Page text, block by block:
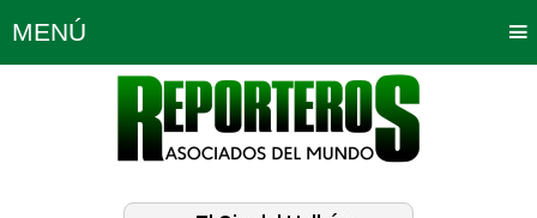
MENÚ
Política Opinión Bogotá
Planeta Tierra Deportes